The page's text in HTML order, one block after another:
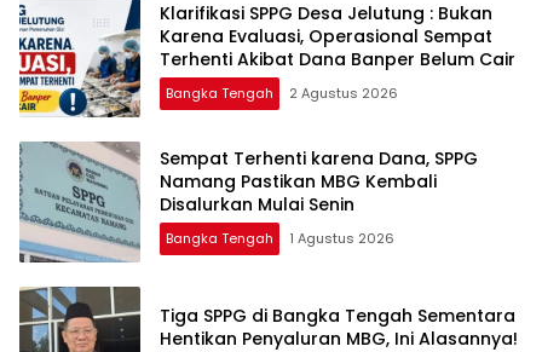
‎Klarifikasi SPPG Desa Jelutung : Bukan
Karena Evaluasi, Operasional Sempat
Terhenti Akibat Dana Banper Belum Cair
Bangka Tengah 2 Agustus 2026
‎Sempat Terhenti karena Dana, SPPG
Namang Pastikan MBG Kembali
Disalurkan Mulai Senin
Bangka Tengah 1 Agustus 2026
‎Tiga SPPG di Bangka Tengah Sementara